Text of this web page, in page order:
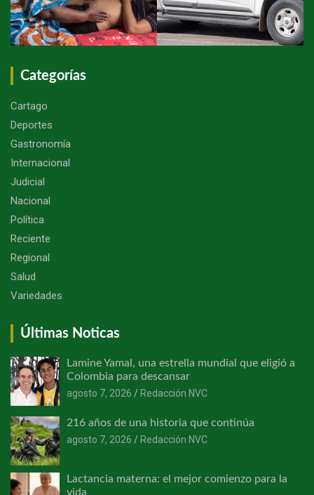
Categorías
Cartago
Deportes
Gastronomía
Internacional
Judicial
Nacional
Política
Reciente
Regional
Salud
Variedades
Últimas Noticas
Lamine Yamal, una estrella mundial que eligió a
Colombia para descansar
agosto 7, 2026
Redacción NVC
216 años de una historia que continúa
agosto 7, 2026
Redacción NVC
Lactancia materna: el mejor comienzo para la
vida